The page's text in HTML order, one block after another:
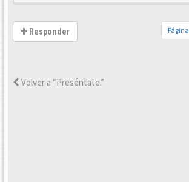
Responder Página
Volver a “Preséntate.”